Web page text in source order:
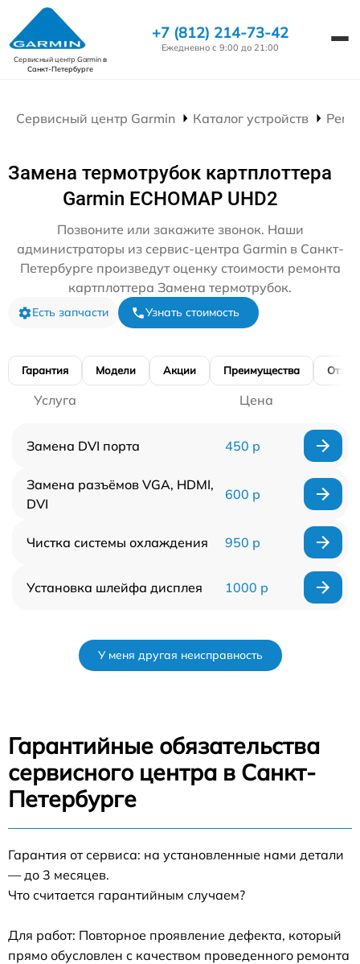
Сервисный центр Garminв
Санкт-Петербурге
+7 (812) 214-73-42
Ежедневно с 9:00 до 21:00
Сервисный центр Garmin Каталог устройств
Замена термотрубок картплоттера
Garmin ECHOMAP UHD2
Позвоните или закажите звонок. Наши
администраторы из сервис-центра Garmin в Санкт-
Петербурге произведут оценку стоимости ремонта
картплоттера Замена термотрубок.
Есть запчасти Узнать стоимость
Гарантия Модели Акции Преимущества
Услуга Цена
Замена DVI порта 450 р
Замена разъёмов VGA, HDMI,
DVI
600 р
Чистка системы охлаждения 950 р
Установка шлейфа дисплея 1000 р
У меня другая неисправность
Гарантийные обязательства
сервисного центра в Санкт-
Петербурге
Гарантия от сервиса: на установленные нами детали
— до 3 месяцев.
Что считается гарантийным случаем?
Для работ: Повторное проявление дефекта, который
прямо обусловлен с качеством проведенного ремонта